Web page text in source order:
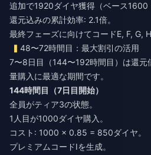
追加で1920ダイヤ獲得（ベース1600
還元込みの累計効率: 2.1倍。
最終フェーズに向けてコードE, F, G, H
48〜72時間目：最大割引の活用
7〜8日目（144〜192時間目）は還元
量購入に最適な期間です。
144時間目（7日目開始）
全員がティア3の状態。
1人目が1000ダイヤ購入。
コスト: 1000 × 0.85 = 850ダイヤ。
プレミアムコードIを生成。